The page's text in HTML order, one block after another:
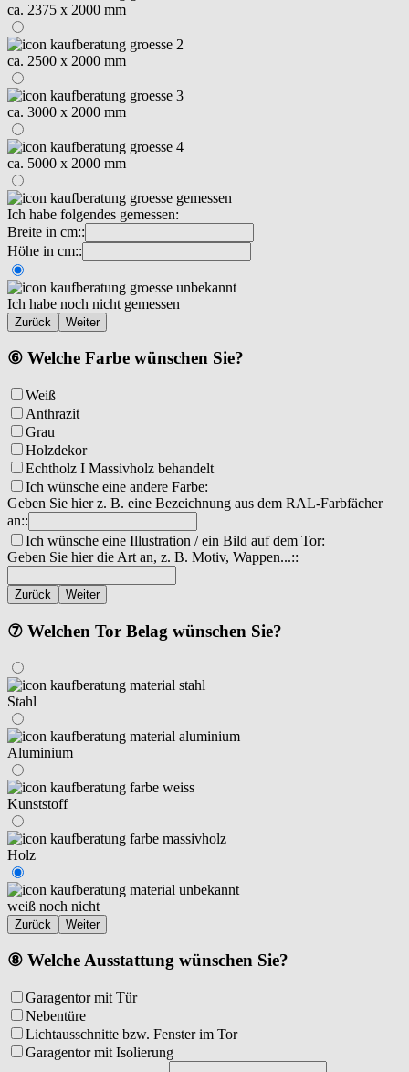
ca. 2375 x 2000 mm
ca. 2500 x 2000 mm
ca. 3000 x 2000 mm
ca. 5000 x 2000 mm
Ich habe folgendes gemessen:
Breite in cm::
Höhe in cm::
Ich habe noch nicht gemessen
Zurück Weiter
⑥ Welche Farbe wünschen Sie?
Weiß
Anthrazit
Grau
Holzdekor
Echtholz I Massivholz behandelt
Ich wünsche eine andere Farbe:
Geben Sie hier z. B. eine Bezeichnung aus dem RAL-Farbfächer
an::
Ich wünsche eine Illustration / ein Bild auf dem Tor:
Geben Sie hier die Art an, z. B. Motiv, Wappen...::
Zurück Weiter
⑦ Welchen Tor Belag wünschen Sie?
Stahl
Aluminium
Kunststoff
Holz
weiß noch nicht
Zurück Weiter
⑧ Welche Ausstattung wünschen Sie?
Garagentor mit Tür
Nebentüre
Lichtausschnitte bzw. Fenster im Tor
Garagentor mit Isolierung